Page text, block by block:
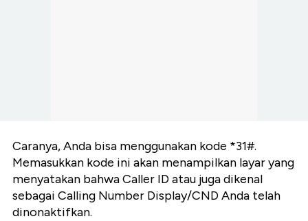
Caranya, Anda bisa menggunakan kode *31#.
Memasukkan kode ini akan menampilkan layar yang
menyatakan bahwa Caller ID atau juga dikenal
sebagai Calling Number Display/CND Anda telah
dinonaktifkan.